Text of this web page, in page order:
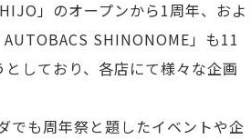
」のオープンから1周年、およ
SHINONOME」も11
しており、各店にて様々な企画
でも周年祭と題したイベントや企